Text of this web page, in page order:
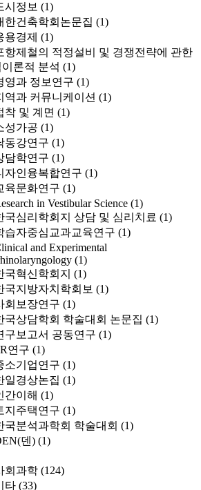
시정보 (1)
한건축학회논문집 (1)
용경제 (1)
항제철의 적정설비 및 경쟁전략에 관한
론적 분석 (1)
영과 정보연구 (1)
역과 커뮤니케이션 (1)
착 및 계면 (1)
성가공 (1)
동강연구 (1)
담학연구 (1)
자인융복합연구 (1)
육문화연구 (1)
in Vestibular Science (1)
국심리학회지 상담 및 심리치료 (1)
습자중심교과교육연구 (1)
and Experimental
(1)
국혁신학회지 (1)
국지방자치학회보 (1)
회보장연구 (1)
국상담학회 학술대회 논문집 (1)
구보고서 공동연구 (1)
연구 (1)
소기업연구 (1)
일경상논집 (1)
간이해 (1)
지주택연구 (1)
국분석과학회 학술대회 (1)
덴) (1)
회과학 (124)
타 (33)